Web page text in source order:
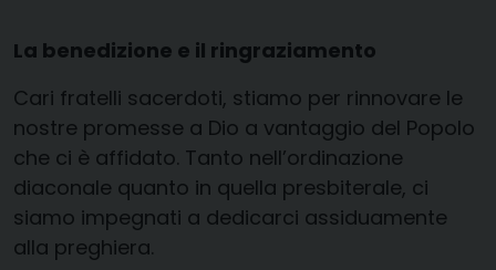
La benedizione e il ringraziamento
Cari fratelli sacerdoti, stiamo per rinnovare le
nostre promesse a Dio a vantaggio del Popolo
che ci è affidato. Tanto nell’ordinazione
diaconale quanto in quella presbiterale, ci
siamo impegnati a dedicarci assiduamente
alla preghiera.